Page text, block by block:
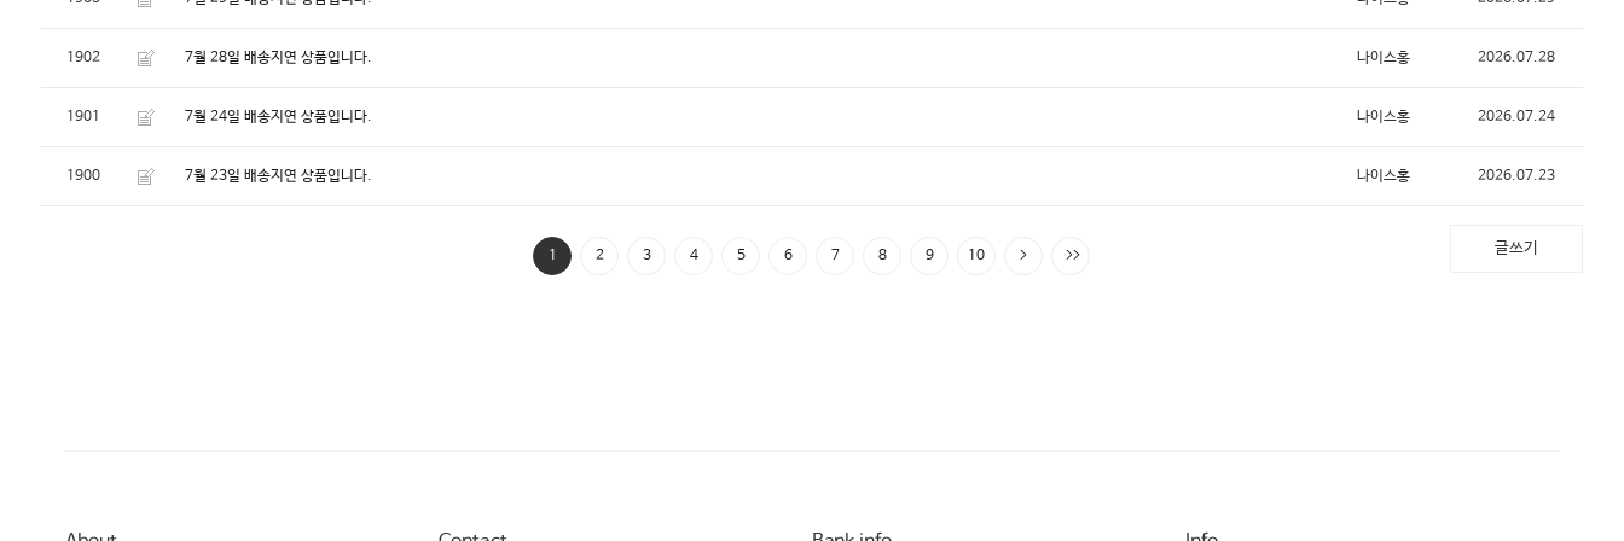
1902 7월 28일 배송지연 상품입니다. 나이스홍 2026.07.28
1901 7월 24일 배송지연 상품입니다. 나이스홍 2026.07.24
1900 7월 23일 배송지연 상품입니다. 나이스홍 2026.07.23
글쓰기
1 2 3 4 5 6 7 8 9 10